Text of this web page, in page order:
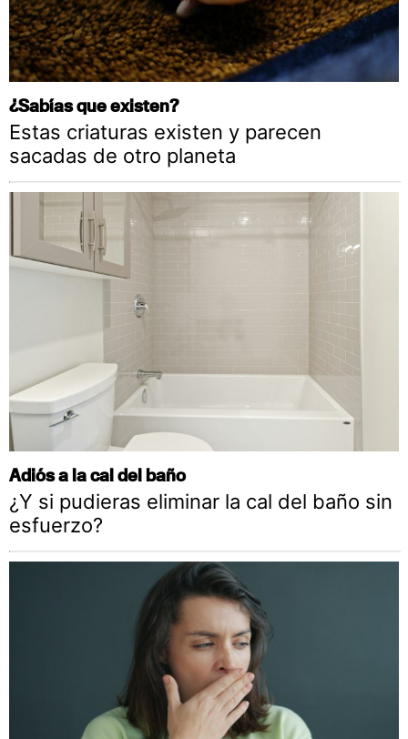
¿Sabías que existen?
Estas criaturas existen y parecen
sacadas de otro planeta
Adiós a la cal del baño
¿Y si pudieras eliminar la cal del baño sin
esfuerzo?